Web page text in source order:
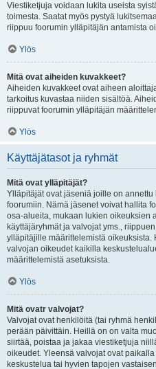
Viestiketjuja voidaan lukita useista
toimesta. Saatat myös pystyä
riippuu foorumin ylläpitäjän antamista
Ylös
Mitä ovat aiheiden kuvakkeet?
Aiheiden kuvakkeet ovat aiheen
tarkoitus kuvastaa niiden sisältöä.
riippuvat foorumin ylläpitäjän
Ylös
Käyttäjätasot ja ryhmät
Mitä ovat ylläpitäjät?
Ylläpitäjät ovat jäseniä joille on
foorumiin. Nämä jäsenet voivat hallita
osa-alueita, mukaan lukien oikeuksien
käyttäjäryhmät ja valvojat yms.,
ylläpitäjille määrittelemistä oikeuksista.
valvojan oikeudet kaikilla
määrittelemistä asetuksista.
Ylös
Mitä ovatr valvojat?
Valvojat ovat henkilöitä (tai ryhmä
perään päivittäin. Heillä on on valta
siirtää, poistaa ja jakaa viestiketjuja
oikeudet. Yleensä valvojat ovat
keskustelua tai hyvien tapojen